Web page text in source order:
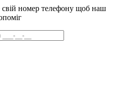
номер телефону щоб наш